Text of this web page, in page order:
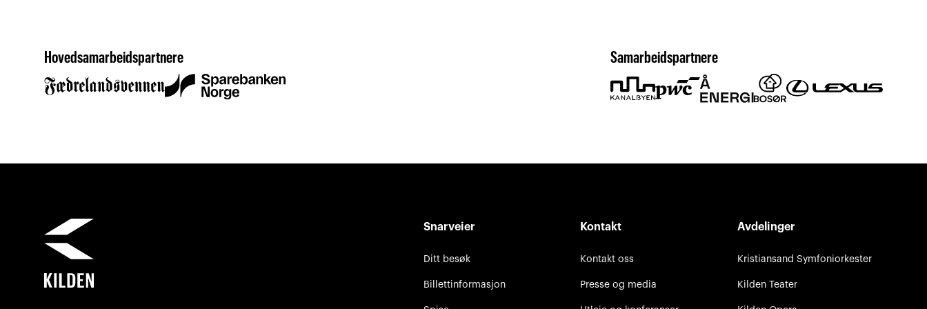
Hovedsamarbeidspartnere Samarbeidspartnere
Snarveier
Ditt besøk
Billettinformasjon
Kontakt
Kontakt oss
Presse og media
Avdelinger
Kristiansand Symfoniorkester
Kilden Teater